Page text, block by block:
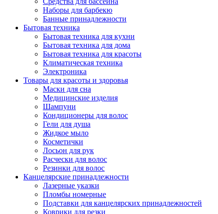
Наборы для барбекю
Банные принадлежности
Бытовая техника
Бытовая техника для кухни
Бытовая техника для дома
Бытовая техника для красоты
Климатическая техника
Электроника
Товары для красоты и здоровья
Маски для сна
Медицинские изделия
Шампуни
Кондиционеры для волос
Гели для душа
Жидкое мыло
Косметички
Лосьон для рук
Расчески для волос
Резинки для волос
Канцелярские принадлежности
Лазерные указки
Пломбы номерные
Подставки для канцелярских принадлежностей
Коврики для резки